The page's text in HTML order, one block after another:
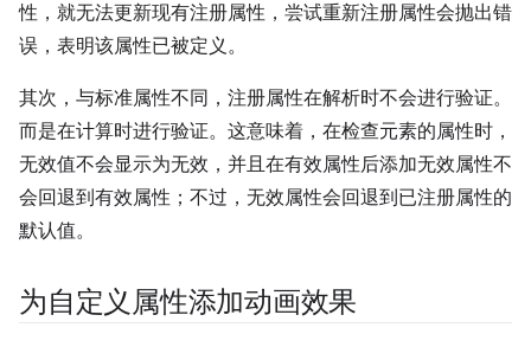
性，就无法更新现有注册属性，尝试重新注册属性会抛出错
误，表明该属性已被定义。
其次，与标准属性不同，注册属性在解析时不会进行验证。
而是在计算时进行验证。这意味着，在检查元素的属性时，
无效值不会显示为无效，并且在有效属性后添加无效属性不
会回退到有效属性；不过，无效属性会回退到已注册属性的
默认值。
为自定义属性添加动画效果